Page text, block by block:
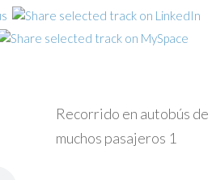
Recorrido en autobús de
muchos pasajeros 1